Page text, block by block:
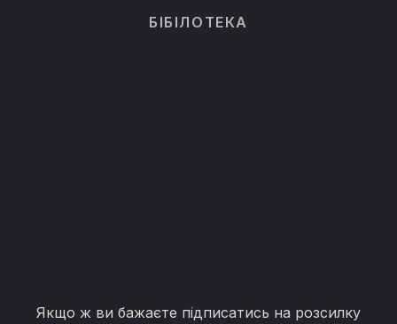
БІБІЛОТЕКА
Якщо ж ви бажаєте підписатись на розсилку